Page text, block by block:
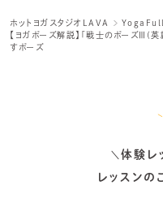
ホットヨガスタジオLAVA
YogaFull
【ヨガポーズ解説】「戦士のポーズⅢ(
すポーズ
＼ 体験レ
レッスンの